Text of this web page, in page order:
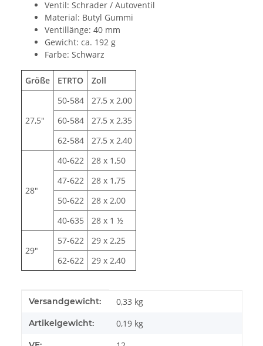
Ventil: Schrader / Autoventil
Material: Butyl Gummi
Ventillänge: 40 mm
Gewicht: ca. 192 g
Farbe: Schwarz
Größe ETRTO Zoll
27,5"
50-584
27,5 x 2,00
60-584
27,5 x 2,35
62-584
27,5 x 2,40
28"
40-622
28 x 1,50
47-622
28 x 1,75
50-622
28 x 2,00
40-635
28 x 1 ½
29"
57-622
29 x 2,25
62-622
29 x 2,40
Produkteigenschaft
Wert
Versandgewicht: 0,33 kg
Artikelgewicht: 0,19 kg